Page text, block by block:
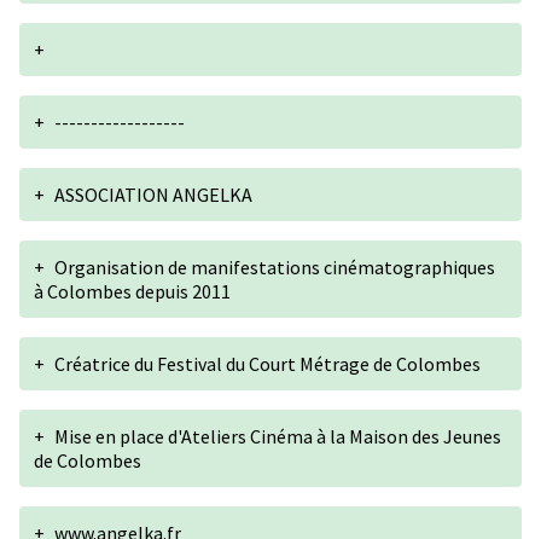
+
+ ------------------
+ ASSOCIATION ANGELKA
+ Organisation de manifestations cinématographiques
à Colombes depuis 2011
+ Créatrice du Festival du Court Métrage de Colombes
+ Mise en place d'Ateliers Cinéma à la Maison des Jeunes
de Colombes
+ www.angelka.fr